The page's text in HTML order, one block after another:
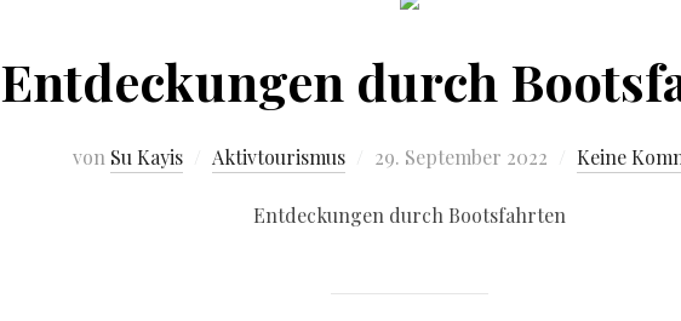
Entdeckungen durch
von Su Kayis Aktivtourismus 29. September 2022 Keine
Entdeckungen durch Bootsfahrten